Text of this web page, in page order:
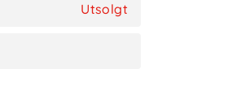
Utsolgt